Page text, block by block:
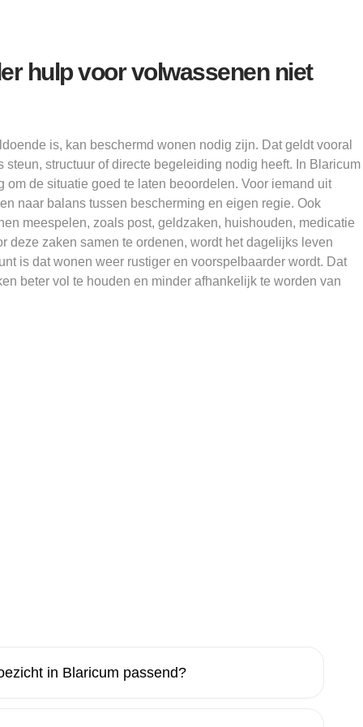
hulp voor volwassenen niet
is, kan beschermd wonen nodig zijn. Dat geldt vooral
structuur of directe begeleiding nodig heeft. In Blaricum
om de situatie goed te laten beoordelen. Voor iemand uit
naar balans tussen bescherming en eigen regie. Ook
meespelen, zoals post, geldzaken, huishouden, medicatie
deze zaken samen te ordenen, wordt het dagelijks leven
is dat wonen weer rustiger en voorspelbaarder wordt. Dat
beter vol te houden en minder afhankelijk te worden van
in Blaricum passend?